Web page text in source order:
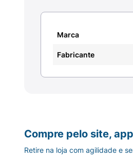
Marca
Fabricante
Compre pelo site,
Retire na loja com agilidade e